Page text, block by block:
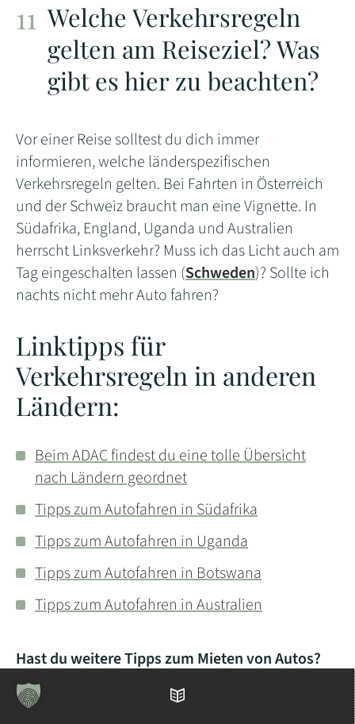
Welche Verkehrsregeln
gelten am Reiseziel? Was
gibt es hier zu beachten?
Vor einer Reise solltest du dich immer
informieren, welche länderspezifischen
Verkehrsregeln gelten. Bei Fahrten in Österreich
und der Schweiz braucht man eine Vignette. In
Südafrika, England, Uganda und Australien
herrscht Linksverkehr? Muss ich das Licht auch am
Tag eingeschalten lassen (Schweden)? Sollte ich
nachts nicht mehr Auto fahren?
Linktipps für
Verkehrsregeln in anderen
Ländern:
Beim ADAC findest du eine tolle Übersicht
nach Ländern geordnet
Tipps zum Autofahren in Südafrika
Tipps zum Autofahren in Uganda
Tipps zum Autofahren in Botswana
Tipps zum Autofahren in Australien
Hast du weitere Tipps zum Mieten von Autos?
Nützliche Links: Unsere Empfehlungen, hier
Inhaltsverzeichnis